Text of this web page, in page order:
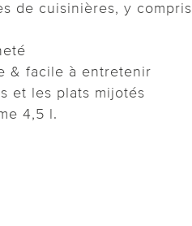
de cuisinières, y compris
& facile à entretenir
et les plats mijotés
4,5 l.